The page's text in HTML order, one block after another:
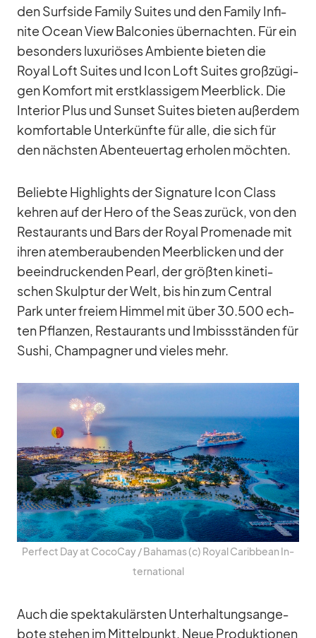
den Surfs­ide Fa­mily Sui­tes und den Fa­mily In­fi­
nite Ocean View Bal­co­nies über­nach­ten. Für ein
be­son­ders lu­xu­riö­ses Am­bi­ente bie­ten die
Royal Loft Sui­tes und Icon Loft Sui­tes groß­zü­gi­
gen Kom­fort mit erst­klas­si­gem Meer­blick. Die
In­te­rior Plus und Sun­set Sui­tes bie­ten au­ßer­dem
kom­for­ta­ble Un­ter­künfte für alle, die sich für
den nächs­ten Aben­teu­er­tag er­ho­len möch­ten.
Be­liebte High­lights der Si­gna­ture Icon Class
keh­ren auf der Hero of the Seas zu­rück, von den
Re­stau­rants und Bars der Royal Pro­me­nade mit
ih­ren atem­be­rau­ben­den Meer­bli­cken und der
be­ein­dru­cken­den Pearl, der größ­ten ki­ne­ti­
schen Skulp­tur der Welt, bis hin zum Cen­tral
Park un­ter freiem Him­mel mit über 30.500 ech­
ten Pflan­zen, Re­stau­rants und Im­biss­stän­den für
Su­shi, Cham­pa­gner und vie­les mehr.
Per­fect Day at Co­co­Cay /​ Ba­ha­mas (c) Royal Ca­rib­bean In­
ter­na­tio­nal
Auch die spek­ta­ku­lärs­ten Un­ter­hal­tungs­an­ge­
bote ste­hen im Mit­tel­punkt. Neue Pro­duk­tio­nen